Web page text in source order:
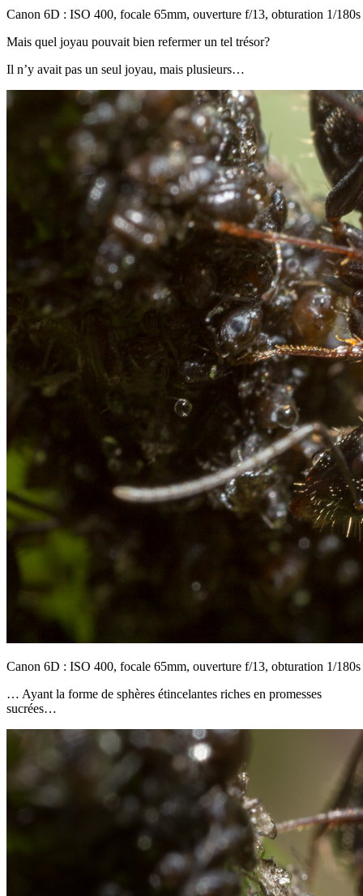
Canon 6D : ISO 400, focale 65mm, ouverture f/13, obturation 1/180s
Mais quel joyau pouvait bien refermer un tel trésor?
Il n’y avait pas un seul joyau, mais plusieurs…
Canon 6D : ISO 400, focale 65mm, ouverture f/13, obturation 1/180s
… Ayant la forme de sphères étincelantes riches en promesses
sucrées…